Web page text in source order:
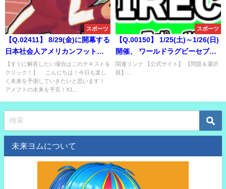
スポーツ
【Q.02411】 8/29(金)に開幕する
日本社会人アメリカンフットボ
ール・X1 Super秋季リーグの優
勝チームは？
【すぐに解答したい場合はこのテキストを
クリック！】 こんにちは！今日も楽し
く未来を予測していきたいと思います！
アメフトの未来を予言！X1...
スポーツ
【Q.00150】 1/25(土)～1/26(日)
開催、 ワールドラグビーセブン
ズシリーズ。 男子第3戦ハミルト
ンの優勝国は？
関連リンク 【公式サイト】 【問題＆選択
肢】...
未来ヨムについて